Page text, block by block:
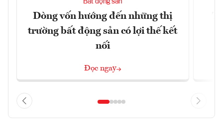
Dòng vốn hướng đến những thị
trường bất động sản có lợi thế kết
nối
Đọc ngay